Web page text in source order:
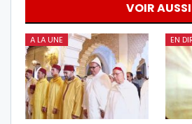
VOIR AUSSI
A LA UNE EN